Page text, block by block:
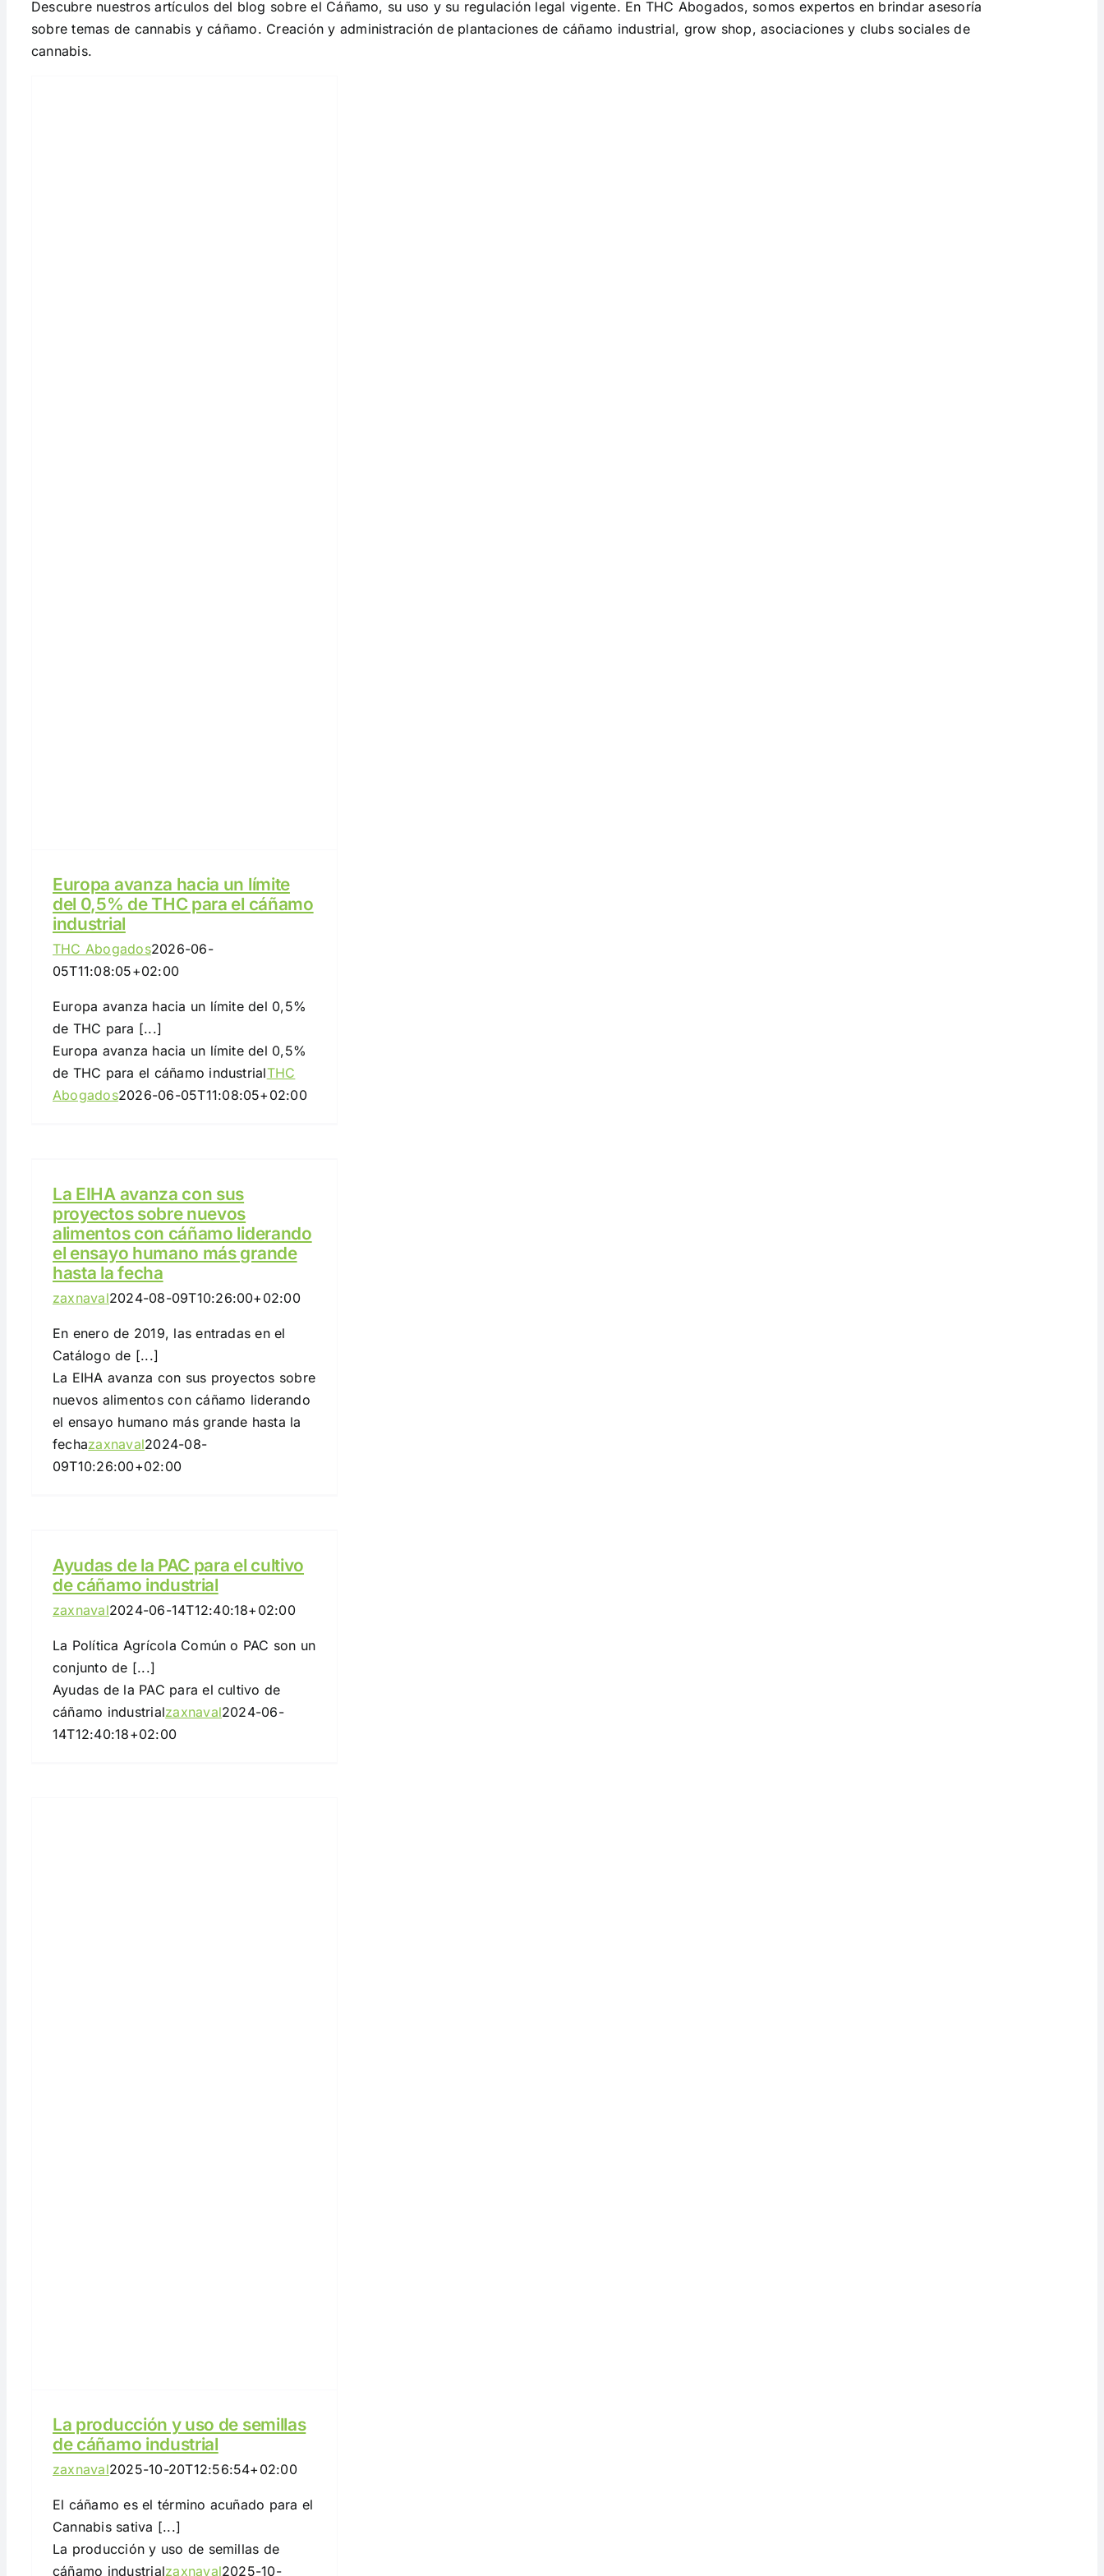
Descubre nuestros artículos del blog sobre el Cáñamo, su uso y su regulación legal vigente. En THC Abogados, somos expertos en brindar asesoría
sobre temas de cannabis y cáñamo. Creación y administración de plantaciones de cáñamo industrial, grow shop, asociaciones y clubs sociales de
cannabis.
Europa avanza hacia un límite
del 0,5% de THC para el cáñamo
industrial
THC Abogados2026-06-
05T11:08:05+02:00
Europa avanza hacia un límite del 0,5%
de THC para [...]
Europa avanza hacia un límite del 0,5%
de THC para el cáñamo industrialTHC
Abogados2026-06-05T11:08:05+02:00
La EIHA avanza con sus
proyectos sobre nuevos
alimentos con cáñamo liderando
el ensayo humano más grande
hasta la fecha
zaxnaval2024-08-09T10:26:00+02:00
En enero de 2019, las entradas en el
Catálogo de [...]
La EIHA avanza con sus proyectos sobre
nuevos alimentos con cáñamo liderando
el ensayo humano más grande hasta la
fechazaxnaval2024-08-
09T10:26:00+02:00
Ayudas de la PAC para el cultivo
de cáñamo industrial
zaxnaval2024-06-14T12:40:18+02:00
La Política Agrícola Común o PAC son un
conjunto de [...]
Ayudas de la PAC para el cultivo de
cáñamo industrialzaxnaval2024-06-
14T12:40:18+02:00
La producción y uso de semillas
de cáñamo industrial
zaxnaval2025-10-20T12:56:54+02:00
El cáñamo es el término acuñado para el
Cannabis sativa [...]
La producción y uso de semillas de
cáñamo industrialzaxnaval2025-10-